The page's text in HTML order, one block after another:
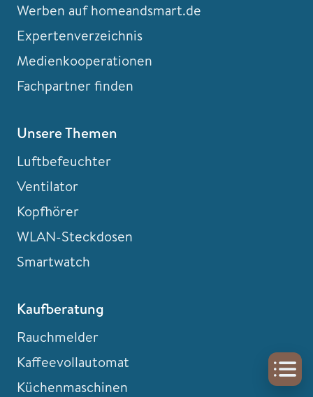
Werben auf homeandsmart.de
Expertenverzeichnis
Medienkooperationen
Fachpartner finden
Unsere Themen
Luftbefeuchter
Ventilator
Kopfhörer
WLAN-Steckdosen
Smartwatch
Kaufberatung
Rauchmelder
Kaffeevollautomat
Küchenmaschinen